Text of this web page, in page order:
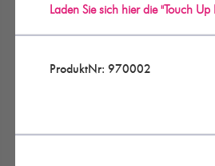
Laden Sie sich hier die "Touch
ProduktNr: 970002